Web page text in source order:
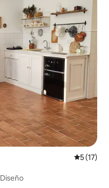
5 (17)
Diseño